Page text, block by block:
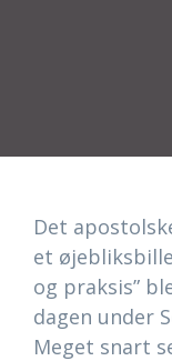
Det
et
og praksis”
dagen under
Meget snart